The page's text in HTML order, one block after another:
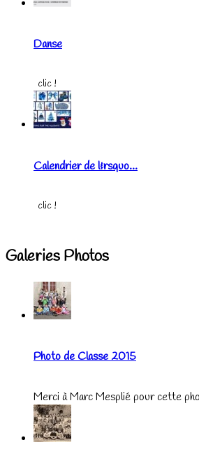
Danse
clic !
Calendrier de l&rsquo...
clic !
Galeries Photos
Photo de Classe 2015
Merci à Marc Mesplié pour cette